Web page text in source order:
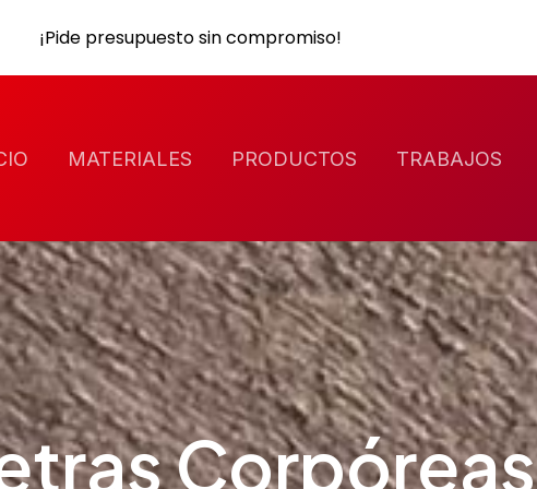
MATERIALES PRODUCTOS TRABAJOS
Corpóreas
¡Pide presupuesto sin compromiso!